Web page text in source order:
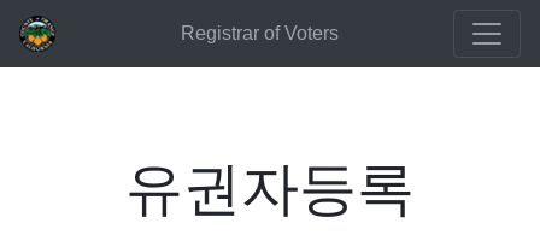
Registrar of Voters
유권자등록